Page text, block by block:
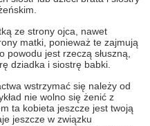
ze strony ojca, nawet
matki, ponieważ te zajmują
jest rzeczą słuszną,
dziadka i siostrę babki.
wstrzymać się należy od
nie wolno się żenić z
ta kobieta jeszcze jest twoją
jeszcze w związku